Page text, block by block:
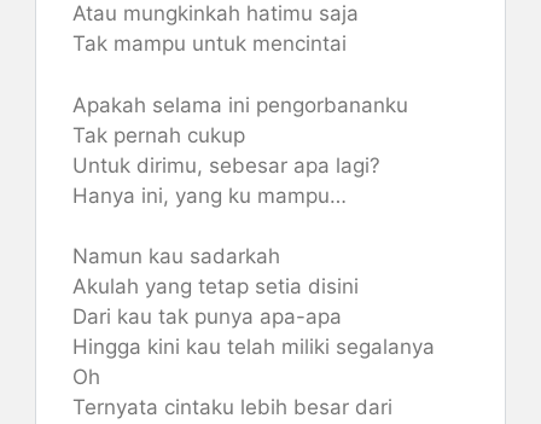
Atau mungkinkah hatimu saja
Tak mampu untuk mencintai
Apakah selama ini pengorbananku
Tak pernah cukup
Untuk dirimu, sebesar apa lagi?
Hanya ini, yang ku mampu…
Namun kau sadarkah
Akulah yang tetap setia disini
Dari kau tak punya apa-apa
Hingga kini kau telah miliki segalanya
Oh
Ternyata cintaku lebih besar dari